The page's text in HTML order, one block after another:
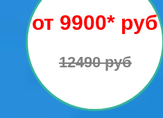
от 9900* руб
12490 руб